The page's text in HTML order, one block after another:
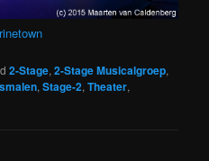
2-Stage,2-Stage Musicalgroep,
,Stage-2,Theater,